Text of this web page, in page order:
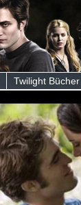
Twilight Bücher